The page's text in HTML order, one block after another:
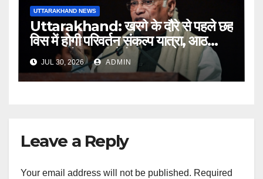
UTTARAKHAND NEWS
Uttarakhand: खरगे के दौरे से पहले छह
विस में होगी परिवर्तन संकल्प यात्रा, आठ
अगस्त को हल्द्वानी में रैली
JUL 30, 2026 ADMIN
Leave a Reply
Your email address will not be published. Required